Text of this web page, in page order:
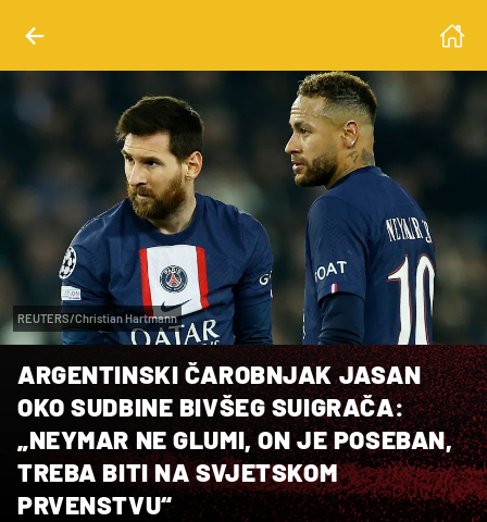
REUTERS/Christian Hartmann
ARGENTINSKI ČAROBNJAK JASAN
OKO SUDBINE BIVŠEG SUIGRAČA:
„NEYMAR NE GLUMI, ON JE POSEBAN,
TREBA BITI NA SVJETSKOM
PRVENSTVU“